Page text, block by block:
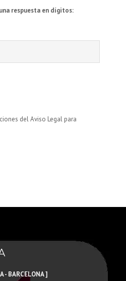
respuesta en dígitos:
del Aviso Legal para
- BARCELONA ]